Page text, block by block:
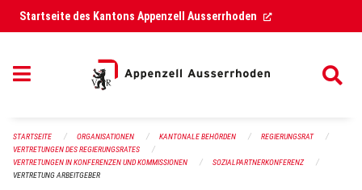
Navigation überspringen
Startseite des Kantons Appenzell Ausserrhoden (External Link)
STARTSEITE ORGANISATIONEN KANTONALE BEHÖRDEN
REGIERUNGSRAT
VERTRETUNGEN DES REGIERUNGSRATES
VERTRETUNGEN IN KONFERENZEN UND KOMMISSIONEN
SOZIALPARTNERKONFERENZ
VERTRETUNG ARBEITGEBER